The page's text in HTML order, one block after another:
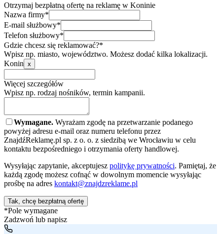
Otrzymaj bezpłatną ofertę na reklamę w Koninie
Nazwa firmy*
E-mail służbowy*
Telefon służbowy*
Gdzie chcesz się reklamować?*
Wpisz np. miasto, województwo. Możesz dodać kilka lokalizacji.
Konin x
Więcej szczegółów
Wpisz np. rodzaj nośników, termin kampanii.
Wymagane. Wyrażam zgodę na przetwarzanie podanego
powyżej adresu e-mail oraz numeru telefonu przez
ZnajdźReklamę.pl sp. z o. o. z siedzibą we Wrocławiu w celu
kontaktu bezpośredniego i otrzymania oferty handlowej.
Wysyłając zapytanie, akceptujesz politykę prywatności. Pamiętaj, że
każdą zgodę możesz cofnąć w dowolnym momencie wysyłając
prośbę na adres kontakt@znajdzreklame.pl
Tak, chcę bezpłatną ofertę
*Pole wymagane
Zadzwoń lub napisz